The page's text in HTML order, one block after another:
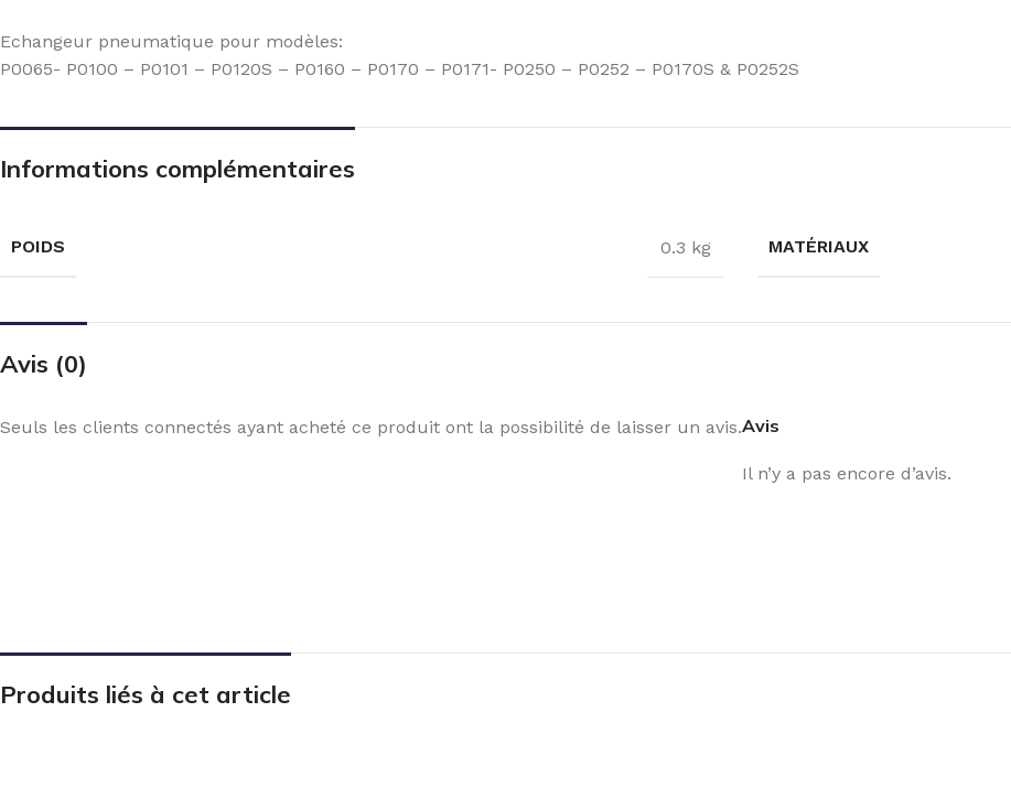
Echangeur pneumatique pour modèles:
P0065- P0100 – P0101 – P0120S – P0160 – P0170 – P0171- P0250 – P0252 – P0170S & P0252S
Informations complémentaires
POIDS 0.3 kg MATÉRIAUX
Avis (0)
Avis
Il n’y a pas encore d’avis.
Seuls les clients connectés ayant acheté ce produit ont la possibilité de laisser un avis.
Produits liés à cet article